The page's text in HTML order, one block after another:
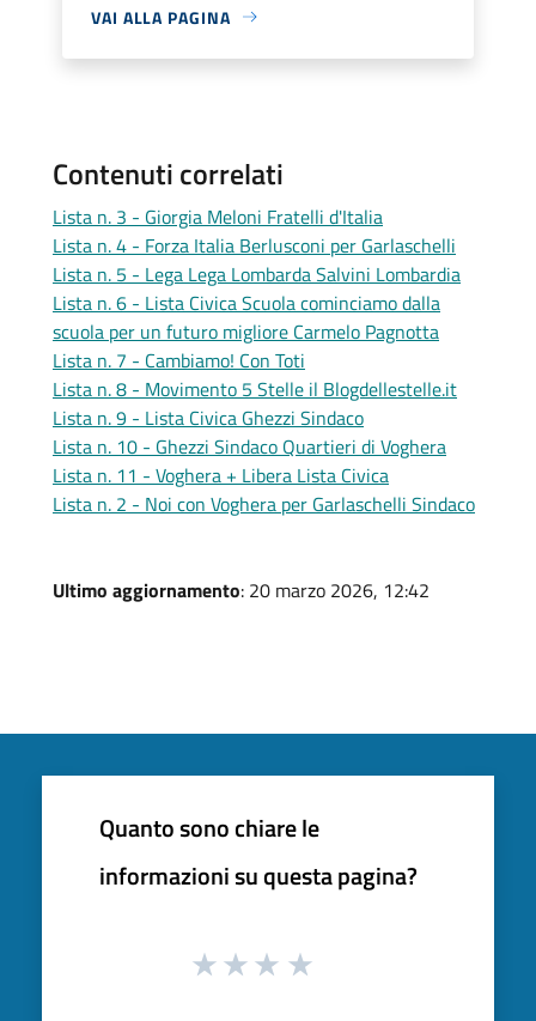
VAI ALLA PAGINA
Contenuti correlati
Lista n. 3 - Giorgia Meloni Fratelli d'Italia
Lista n. 4 - Forza Italia Berlusconi per Garlaschelli
Lista n. 5 - Lega Lega Lombarda Salvini Lombardia
Lista n. 6 - Lista Civica Scuola cominciamo dalla
scuola per un futuro migliore Carmelo Pagnotta
Lista n. 7 - Cambiamo! Con Toti
Lista n. 8 - Movimento 5 Stelle il Blogdellestelle.it
Lista n. 9 - Lista Civica Ghezzi Sindaco
Lista n. 10 - Ghezzi Sindaco Quartieri di Voghera
Lista n. 11 - Voghera + Libera Lista Civica
Lista n. 2 - Noi con Voghera per Garlaschelli Sindaco
Ultimo aggiornamento: 20 marzo 2026, 12:42
Quanto sono chiare le
informazioni su questa pagina?